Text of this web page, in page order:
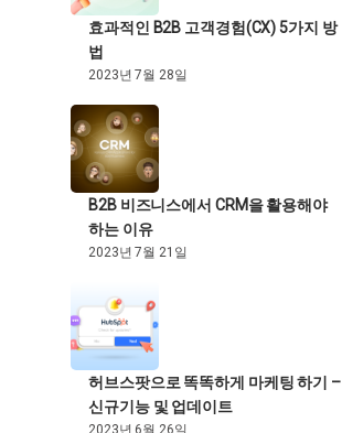
효과적인 B2B 고객경험(CX) 5가지 방
법
2023년 7월 28일
B2B 비즈니스에서 CRM을 활용해야
하는 이유
2023년 7월 21일
허브스팟으로 똑똑하게 마케팅 하기 –
신규기능 및 업데이트